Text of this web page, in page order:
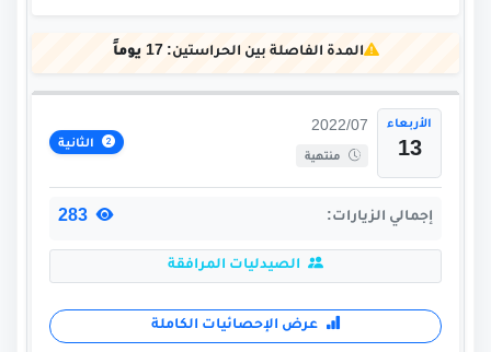
المدة الفاصلة بين الحراستين: 17 يوماً
الأربعاء
13
2022/07
منتهية
الثانية
إجمالي الزيارات:
الصيدليات المرافقة
عرض الإحصائيات الكاملة